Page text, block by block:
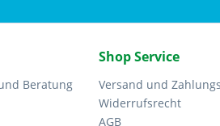
Beratung
Shop Service
Versand und
Widerrufsrecht
AGB